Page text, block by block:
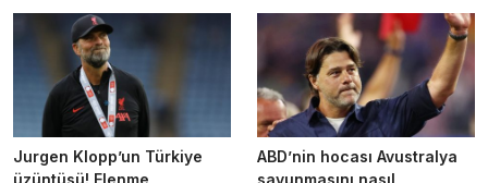
Jurgen Klopp’un Türkiye
üzüntüsü! Elenme
ABD’nin hocası Avustralya
savunmasını nasıl